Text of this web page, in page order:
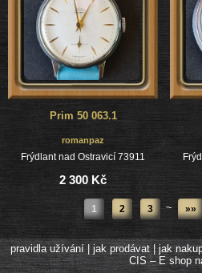
Prim 50 063.1
romanpaz
Frýdlant nad Ostravicí 73911
2 300 Kč
1 2 3 ~ »»
pravidla užívání| jak prodávat|jak
CIS – E shop